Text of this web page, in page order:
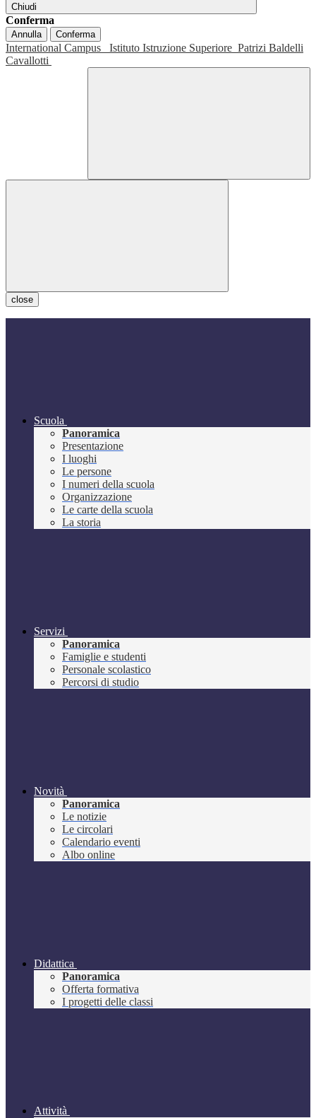
Chiudi
Conferma
Annulla Conferma
International Campus Istituto Istruzione Superiore Patrizi Baldelli
Cavallotti
close
Scuola
Panoramica
Presentazione
I luoghi
Le persone
I numeri della scuola
Organizzazione
Le carte della scuola
La storia
Servizi
Panoramica
Famiglie e studenti
Personale scolastico
Percorsi di studio
Novità
Panoramica
Le notizie
Le circolari
Calendario eventi
Albo online
Didattica
Panoramica
Offerta formativa
I progetti delle classi
Attività